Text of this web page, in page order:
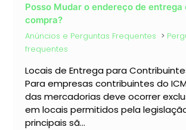
Posso Mudar o endereço de entrega
compra?
Anúncios e Perguntas Frequentes
frequentes
Locais de Entrega para
Para empresas contribuintes do
das mercadorias deve ocorrer
em locais permitidos pela
principais sã...